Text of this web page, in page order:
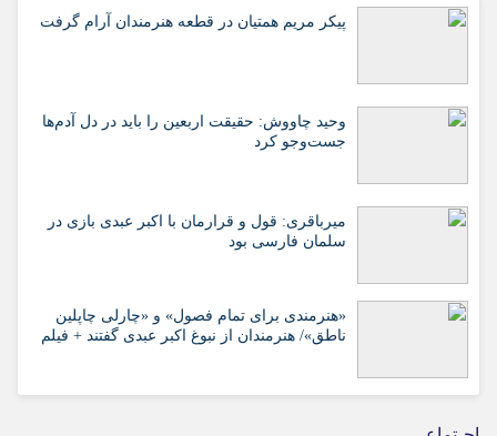
پیکر مریم همتیان در قطعه هنرمندان آرام گرفت
وحید چاووش: حقیقت اربعین را باید در دل آدم‌ها
جست‌وجو کرد
میرباقری: قول و قرارمان با اکبر عبدی بازی در
سلمان فارسی بود
«هنرمندی برای تمام فصول» و «چارلی چاپلین
ناطق»/ هنرمندان از نبوغ اکبر عبدی گفتند + فیلم